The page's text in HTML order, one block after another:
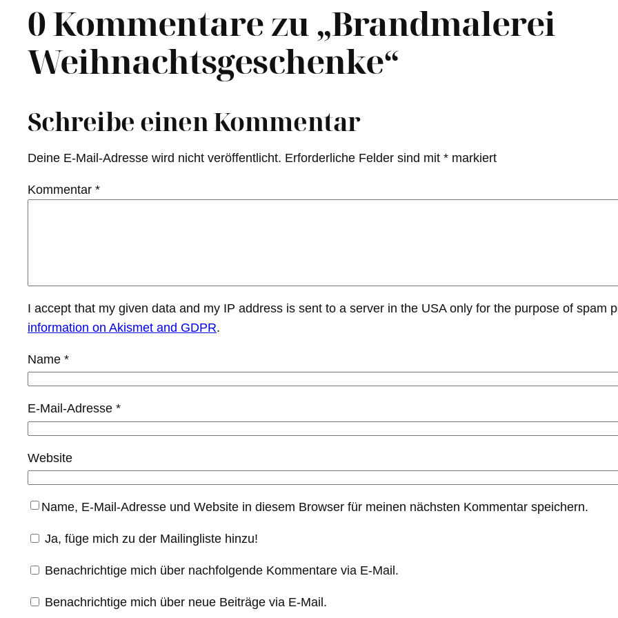
0 Kommentare zu „Brandmalerei
Weihnachtsgeschenke“
Schreibe einen Kommentar
Deine E-Mail-Adresse wird nicht veröffentlicht. Erforderliche Felder sind mit * markiert
Kommentar *
I accept that my given data and my IP address is sent to a server in the USA only for the purpose of spam
information on Akismet and GDPR.
Name *
E-Mail-Adresse *
Website
Name, E-Mail-Adresse und Website in diesem Browser für meinen nächsten Kommentar speichern.
Ja, füge mich zu der Mailingliste hinzu!
Benachrichtige mich über nachfolgende Kommentare via E-Mail.
Benachrichtige mich über neue Beiträge via E-Mail.